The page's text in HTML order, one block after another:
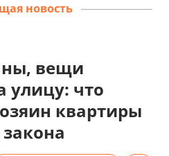
новость
вещи
что
квартиры